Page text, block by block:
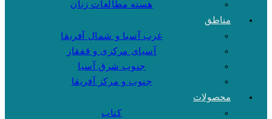
هسته مطالعات زنان
مناطق
غرب آسیا و شمال آفریقا
آسیای مرکزی و قفقاز
جنوب شرق آسیا
جنوب و مرکز آفریقا
محصولات
کتاب